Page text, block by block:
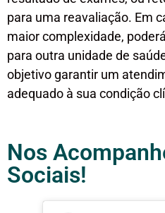
para uma reavaliação. Em
maior complexidade,
para outra unidade de
objetivo garantir um
adequado à sua condição
Nos
Sociais!